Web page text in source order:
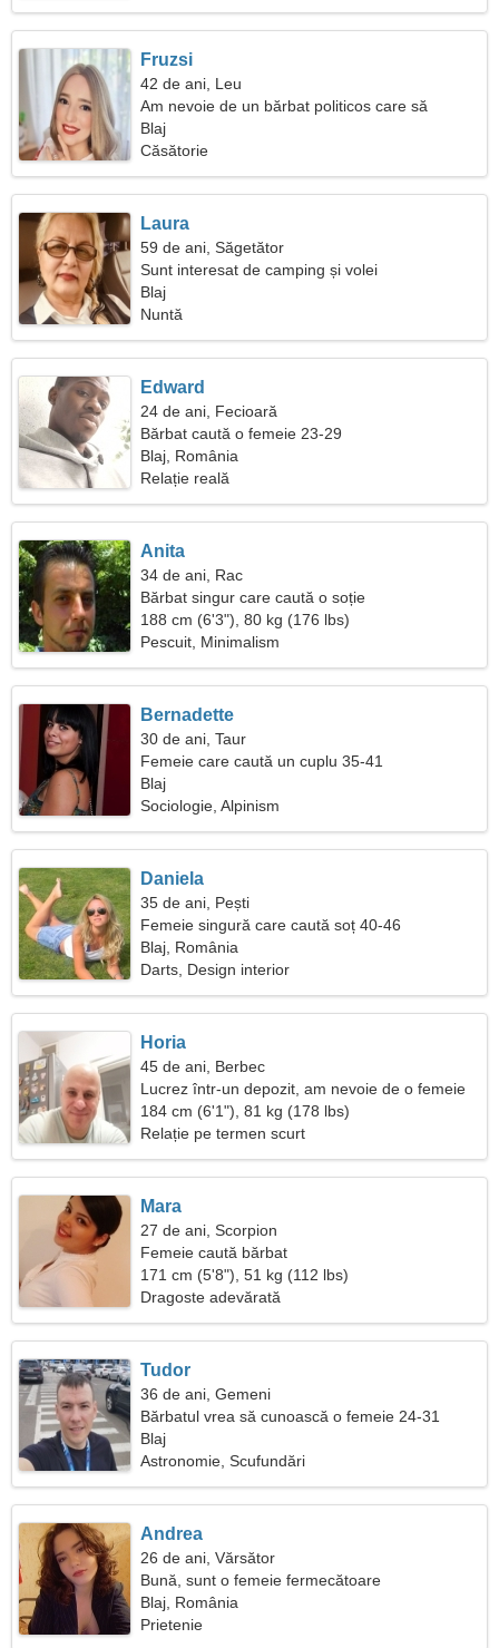
Fruzsi
42 de ani, Leu
Am nevoie de un bărbat politicos care să
călătorească împreună
Blaj
Căsătorie
Laura
59 de ani, Săgetător
Sunt interesat de camping și volei
Blaj
Nuntă
Edward
24 de ani, Fecioară
Bărbat caută o femeie 23-29
Blaj, România
Relație reală
Anita
34 de ani, Rac
Bărbat singur care caută o soție
188 cm (6'3"), 80 kg (176 lbs)
Pescuit, Minimalism
Bernadette
30 de ani, Taur
Femeie care caută un cuplu 35-41
Blaj
Sociologie, Alpinism
Daniela
35 de ani, Pești
Femeie singură care caută soț 40-46
Blaj, România
Darts, Design interior
Horia
45 de ani, Berbec
Lucrez într-un depozit, am nevoie de o femeie
elegantă
184 cm (6'1"), 81 kg (178 lbs)
Relație pe termen scurt
Mara
27 de ani, Scorpion
Femeie caută bărbat
171 cm (5'8"), 51 kg (112 lbs)
Dragoste adevărată
Tudor
36 de ani, Gemeni
Bărbatul vrea să cunoască o femeie 24-31
Blaj
Astronomie, Scufundări
Andrea
26 de ani, Vărsător
Bună, sunt o femeie fermecătoare
Blaj, România
Prietenie